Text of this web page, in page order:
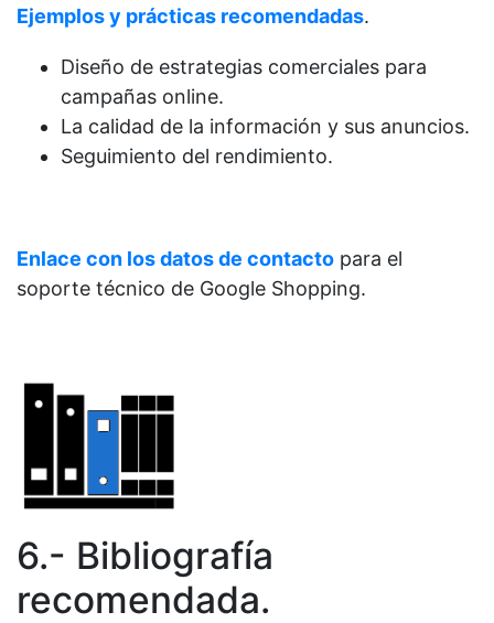
Ejemplos y prácticas recomendadas.
Diseño de estrategias comerciales para
campañas online.
La calidad de la información y sus anuncios.
Seguimiento del rendimiento.
Enlace con los datos de contacto para el
soporte técnico de Google Shopping.
6.- Bibliografía
recomendada.